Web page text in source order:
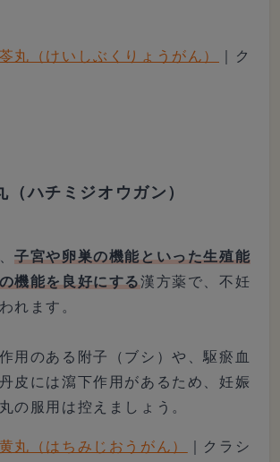
丸（けいしぶくりょうがん）
｜ク
（ハチミジオウガン）
子宮や卵巣の機能といった生殖能
機能を良好にする漢方薬で、不妊
れます。
用のある附子（ブシ）や、駆瘀血
皮には瀉下作用があるため、妊娠
の服用は控えましょう。
丸（はちみじおうがん）
｜クラシ